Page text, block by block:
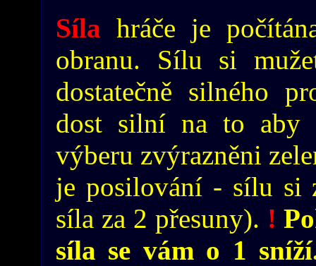
Síla hráče je
obranu. Sílu si
dostatečně silného
dost silní na to aby
výberu zvýrazněni
je posilování - sílu si
síla za 2 přesuny). !
síla se vám o 1